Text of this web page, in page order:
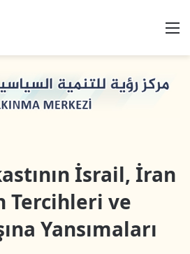
İsrail, İran
Tercihleri ve
Yansımaları